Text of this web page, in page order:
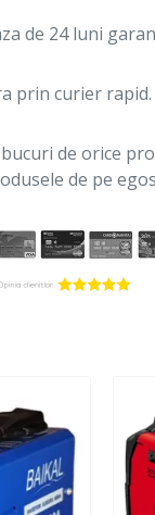
de 24 luni
prin curier rapid.
de orice
de pe